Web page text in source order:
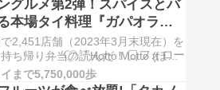
“タイスキ”が一度に楽しめる「ム
หม...
グルメ第2弾！スパイスとバ
本場タイ料理『ガパオライ
Mottoが4月18日より全
2,451店舗（2023年3月末現在）を
ち帰り弁当の「Hotto Motto (ほっ
」では、人気アジアングルメ第2弾
ガパオライス』（590円）を、4月18
まで5,750,000歩